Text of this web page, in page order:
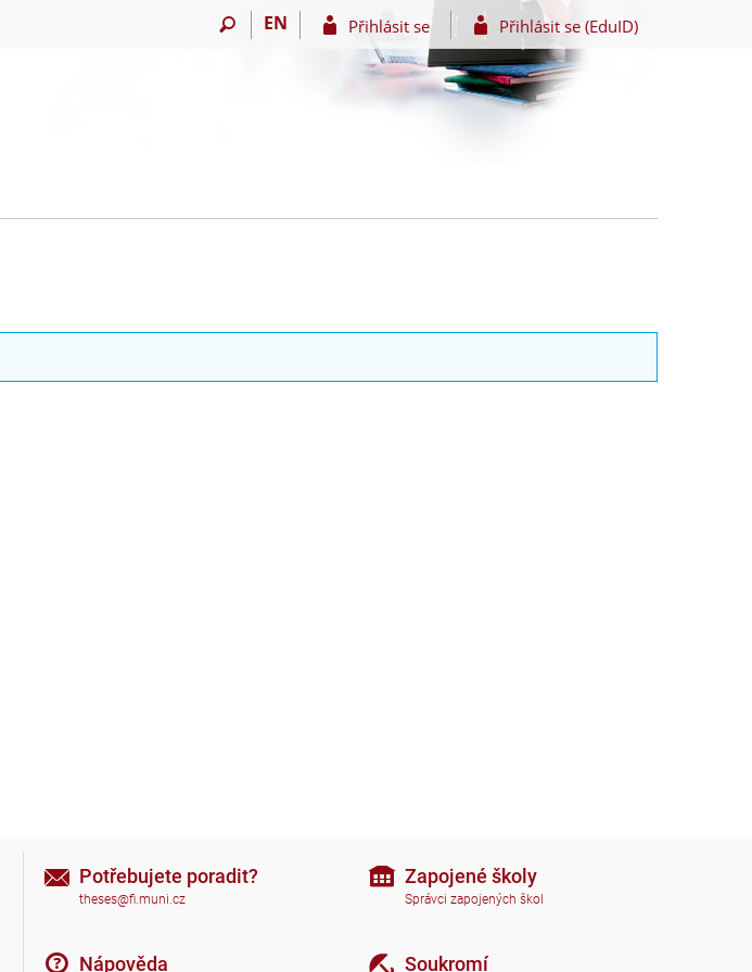
EN Přihlásit se Přihlásit se (EduID)
Potřebujete poradit?
theses@fi.muni.cz
Nápověda
Zapojené školy
Správci zapojených škol
Soukromí